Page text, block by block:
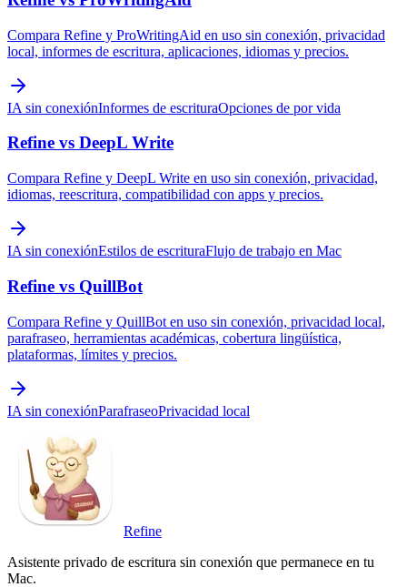
Compara Refine y ProWritingAid en uso sin conexión, privacidad
local, informes de escritura, aplicaciones, idiomas y precios.
IA sin conexiónInformes de escrituraOpciones de por vida
Refine vs DeepL Write
Compara Refine y DeepL Write en uso sin conexión, privacidad,
idiomas, reescritura, compatibilidad con apps y precios.
IA sin conexiónEstilos de escrituraFlujo de trabajo en Mac
Refine vs QuillBot
Compara Refine y QuillBot en uso sin conexión, privacidad local,
parafraseo, herramientas académicas, cobertura lingüística,
plataformas, límites y precios.
IA sin conexiónParafraseoPrivacidad local
Refine
Asistente privado de escritura sin conexión que permanece en tu
Mac.